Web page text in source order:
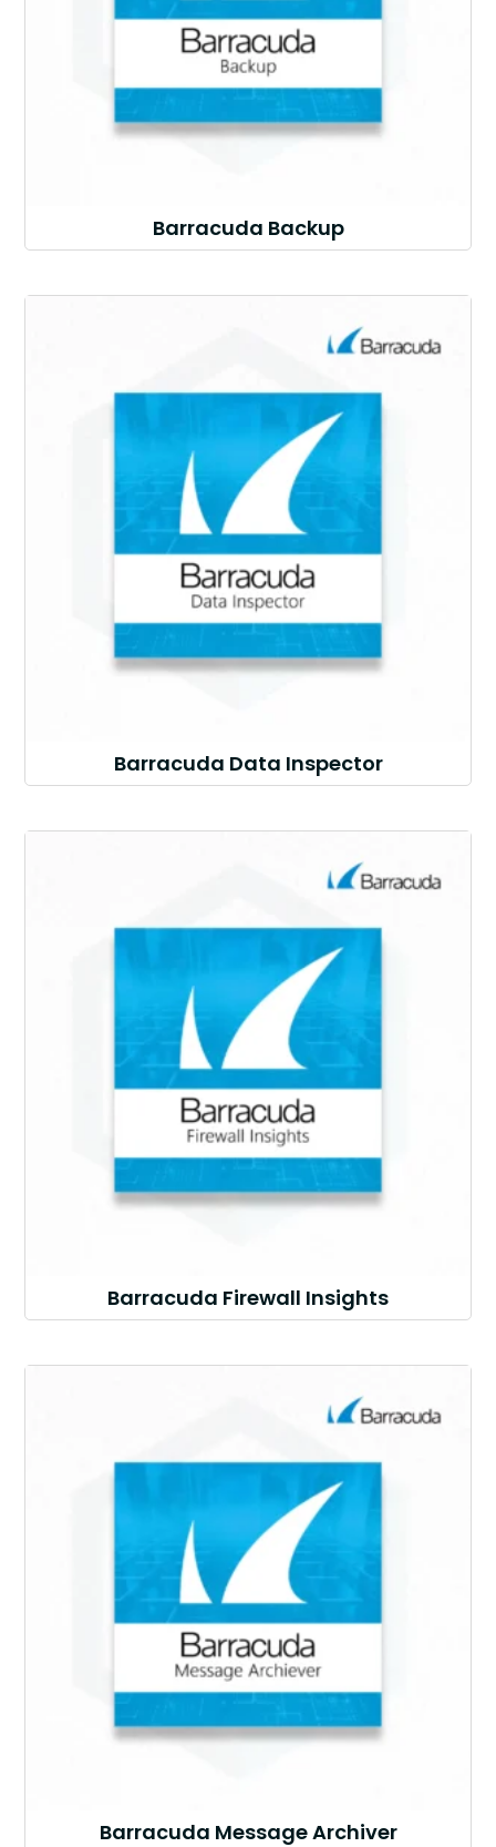
Barracuda Backup
Barracuda Data Inspector
Barracuda Firewall Insights
Barracuda Message Archiver